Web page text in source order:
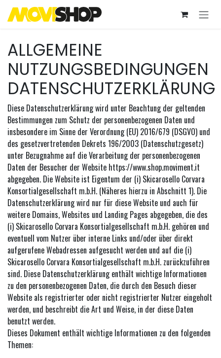
ALLGEMEINE
NUTZUNGSBEDINGUNGEN
DATENSCHUTZERKLÄRUNG
Diese Datenschutzerklärung wird unter Beachtung der geltenden
Bestimmungen zum Schutz der personenbezogenen Daten und
insbesondere im Sinne der Verordnung (EU) 2016/679 (DSGVO) und
des gesetzvertretenden Dekrets 196/2003 (Datenschutzgesetz)
unter Bezugnahme auf die Verarbeitung der personenbezogenen
Daten der Besucher der Website https://www.shop.moviment.it
abgegeben. Die Website ist Eigentum der (i) Skicarosello Corvara
Konsortialgesellschaft m.b.H. (Näheres hierzu in Abschnitt 1). Die
Datenschutzerklärung wird nur für diese Website und auch für
weitere Domains, Websites und Landing Pages abgegeben, die des
(i) Skicarosello Corvara Konsortialgesellschaft m.b.H. gehören und
eventuell vom Nutzer über interne Links und/oder über direkt
aufgerufene Webadressen aufgesucht werden und auf die (i)
Skicarosello Corvara Konsortialgesellschaft m.b.H. zurückzuführen
sind. Diese Datenschutzerklärung enthält wichtige Informationen
zu den personenbezogenen Daten, die durch den Besuch dieser
Website als registrierter oder nicht registrierter Nutzer eingeholt
werden, und beschreibt die Art und Weise, in der diese Daten
benutzt werden.
Dieses Dokument enthält wichtige Informationen zu den folgenden
Themen: